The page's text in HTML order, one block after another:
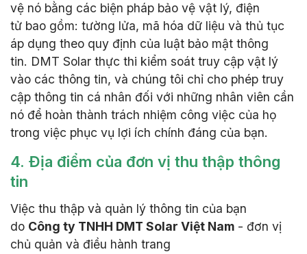
vệ nó bằng các biện pháp bảo vệ vật lý, điện
tử bao gồm: tường lửa, mã hóa dữ liệu và thủ tục
áp dụng theo quy định của luật bảo mật thông
tin. DMT Solar thực thi kiểm soát truy cập vật lý
vào các thông tin, và chúng tôi chỉ cho phép truy
cập thông tin cá nhân đối với những nhân viên cần
nó để hoàn thành trách nhiệm công việc của họ
trong việc phục vụ lợi ích chính đáng của bạn.
4. Địa điểm của đơn vị thu thập thông
tin
Việc thu thập và quản lý thông tin của bạn
do Công ty TNHH DMT Solar Việt Nam - đơn vị
chủ quản và điều hành trang